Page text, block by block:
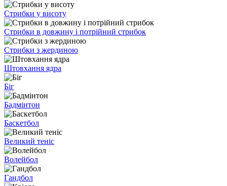
Стрибки у висоту
Стрибки в довжину і потрійний стрибок
Стрибки з жердиною
Штовхання ядра
Біг
Бадмінтон
Баскетбол
Великий теніс
Волейбол
Гандбол